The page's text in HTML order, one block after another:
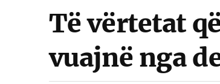
Të vërtetat
vuajnë nga